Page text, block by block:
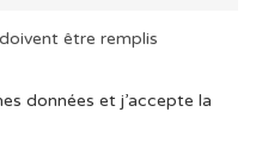
être remplis
données et j’accepte la